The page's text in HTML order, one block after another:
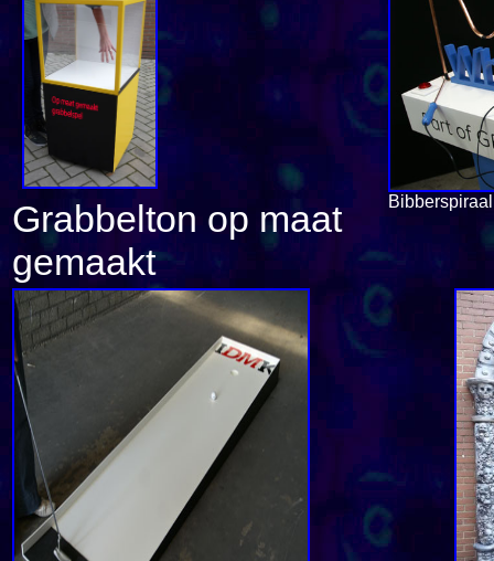
Grabbelton op maat
gemaakt